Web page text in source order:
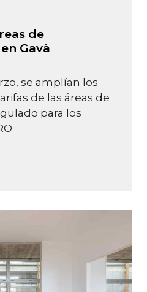
de
Gavà
se amplían los
de las áreas de
para los